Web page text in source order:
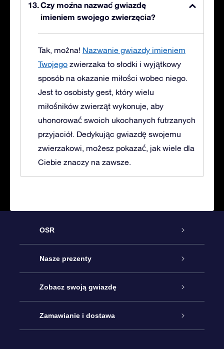
Czy można nazwać gwiazdę
imieniem swojego zwierzęcia?
Tak, można! Nazwanie gwiazdy imieniem
Twojego zwierzaka to słodki i wyjątkowy
sposób na okazanie miłości wobec niego.
Jest to osobisty gest, który wielu
miłośników zwierząt wykonuje, aby
uhonorować swoich ukochanych futrzanych
przyjaciół. Dedykując gwiazdę swojemu
zwierzakowi, możesz pokazać, jak wiele dla
Ciebie znaczy na zawsze.
OSR
Obsługa
Kontakt
Blog
Nasze prezenty
Podarunek Gwiazda Online
Pakiet Podarunkowy OSR
Zobacz swoją gwiazdę
Rejestr Gwiazd
Zamawianie i dostawa